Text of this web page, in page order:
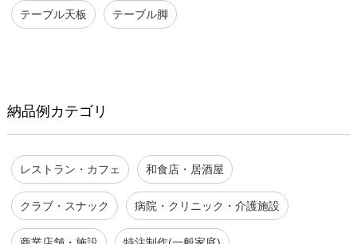
テーブル天板 テーブル脚
納品例カテゴリ
レストラン・カフェ 和食店・居酒屋
クラブ・スナック 病院・クリニック・介護施設